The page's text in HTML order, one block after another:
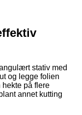
stativ med
og legge folien
hekte på flere
annet kutting